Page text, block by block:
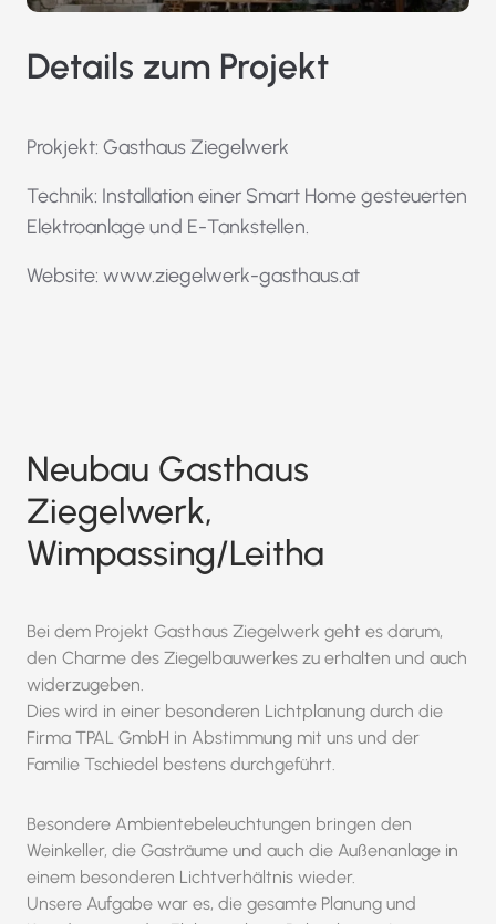
Details zum Projekt
Prokjekt: Gasthaus Ziegelwerk
Technik: Installation einer Smart Home gesteuerten
Elektroanlage und E-Tankstellen.
Website: www.ziegelwerk-gasthaus.at
Neubau Gasthaus
Ziegelwerk,
Wimpassing/Leitha
Bei dem Projekt Gasthaus Ziegelwerk geht es darum,
den Charme des Ziegelbauwerkes zu erhalten und auch
widerzugeben.
Dies wird in einer besonderen Lichtplanung durch die
Firma TPAL GmbH in Abstimmung mit uns und der
Familie Tschiedel bestens durchgeführt.
Besondere Ambientebeleuchtungen bringen den
Weinkeller, die Gasträume und auch die Außenanlage in
einem besonderen Lichtverhältnis wieder.
Unsere Aufgabe war es, die gesamte Planung und